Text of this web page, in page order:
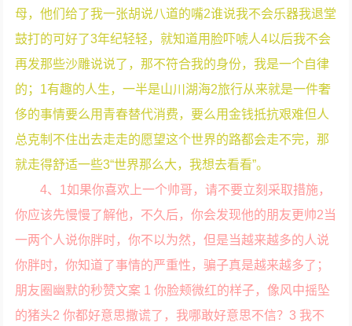
母，他们给了我一张胡说八道的嘴2谁说我不会乐器我退堂
鼓打的可好了3年纪轻轻，就知道用脸吓唬人4以后我不会
再发那些沙雕说说了，那不符合我的身份，我是一个自律
的；1有趣的人生，一半是山川湖海2旅行从来就是一件奢
侈的事情要么用青春替代消费，要么用金钱抵抗艰难但人
总克制不住出去走走的愿望这个世界的路都会走不完，那
就走得舒适一些3“世界那么大，我想去看看”。
4、1如果你喜欢上一个帅哥，请不要立刻采取措施，
你应该先慢慢了解他，不久后，你会发现他的朋友更帅2当
一两个人说你胖时，你不以为然，但是当越来越多的人说
你胖时，你知道了事情的严重性，骗子真是越来越多了；
朋友圈幽默的秒赞文案 1 你脸颊微红的样子，像风中摇坠
的猪头2 你都好意思撒谎了，我哪敢好意思不信？3 我不